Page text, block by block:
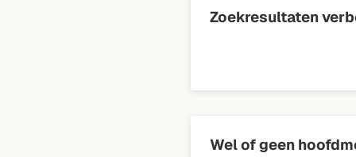
Zoekresultaten
Wel of geen